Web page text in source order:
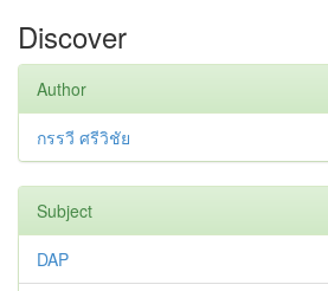
Discover
Author
กรรวี ศรีวิชัย
Subject
DAP